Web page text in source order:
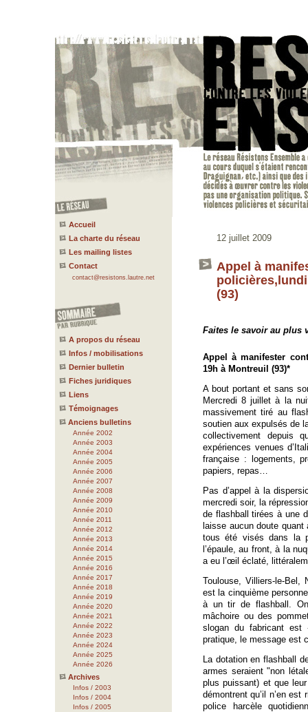
Accueil
La charte du réseau
Les mailing listes
Contact
contact@resistons.lautre.net
A propos du réseau
Infos / mobilisations
Dernier bulletin
Fiches juridiques
Liens
Témoignages
Anciens bulletins
Année 2002
Année 2003
Année 2004
Année 2005
Année 2006
Année 2007
Année 2008
Année 2009
Année 2010
Année 2011
Année 2012
Année 2013
Année 2014
Année 2015
Année 2016
Année 2017
Année 2018
Année 2019
Année 2020
Année 2021
Année 2022
Année 2023
Année 2024
Année 2025
Année 2026
Archives
Infos / 2003
Infos / 2004
Infos / 2005
12 juillet 2009
Appel à
(93)
Faites le savoir au plus
Appel à manifester
19h à Montreuil (93)*
A bout portant et sans
Mercredi 8 juillet à la
massivement tiré au
soutien aux expulsés de
collectivement depuis
expériences venues
française : logements,
papiers, repas…
Pas d’appel à la
mercredi soir, la
de flashball tirées à une
laisse aucun doute
tous été visés dans la
l’épaule, au front, à la
a eu l’œil éclaté,
Toulouse, Villiers-le-
est la cinquième
à un tir de flashball.
mâchoire ou des
slogan du fabricant est
pratique, le message est
La dotation en flashball
armes seraient "non
plus puissant) et que
démontrent qu’il n’en
police harcèle